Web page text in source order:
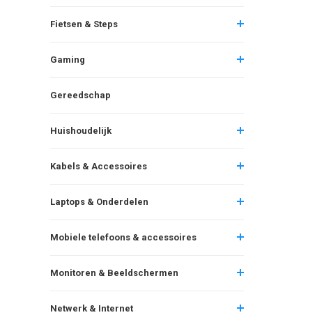
Fietsen & Steps
Gaming
Gereedschap
Huishoudelijk
Kabels & Accessoires
Laptops & Onderdelen
Mobiele telefoons & accessoires
Monitoren & Beeldschermen
Netwerk & Internet